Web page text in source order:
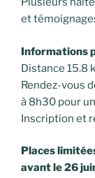
et
Informations
Distance 15.8
Rendez-vous
à 8h30 pour
Inscription et
Places
avant le 26